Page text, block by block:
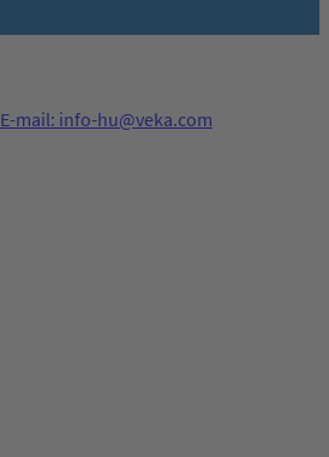
E-mail: info-hu@veka.com